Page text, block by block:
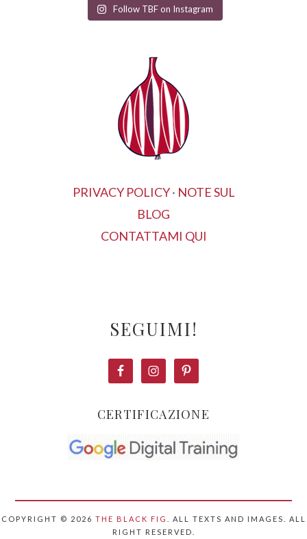
Follow TBF on Instagram
PRIVACY POLICY· NOTE SUL
BLOG
CONTATTAMI QUI
SEGUIMI!
CERTIFICAZIONE
COPYRIGHT © 2026 THE BLACK FIG
. ALL TEXTS AND IMAGES. ALL
RIGHT RESERVED.